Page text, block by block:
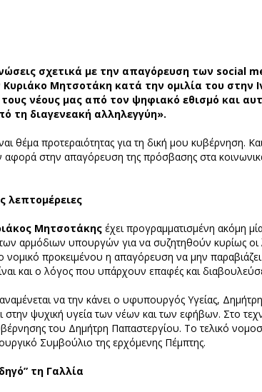
σχετικά με την απαγόρευση των social
Μητσοτάκη κατά την ομιλία του στην
νέους μας από τον ψηφιακό εθισμό και
τη διαγενεακή αλληλεγγύη».
θέμα προτεραιότητας για τη δική μου κυβέρνηση.
στην απαγόρευση της πρόσβασης στα
λεπτομέρειες
Μητσοτάκης έχει προγραμματισμένη ακόμη
αρμόδιων υπουργών για να συζητηθούν κυρίως οι
νομικό προκειμένου η απαγόρευση να μην
και ο λόγος που υπάρχουν επαφές και
να την κάνει ο υφυπουργός Υγείας,
ψυχική υγεία των νέων και των εφήβων. Στο
του Δημήτρη Παπαστεργίου. Το τελικό
Συμβούλιο της ερχόμενης Πέμπτης.
τη Γαλλία